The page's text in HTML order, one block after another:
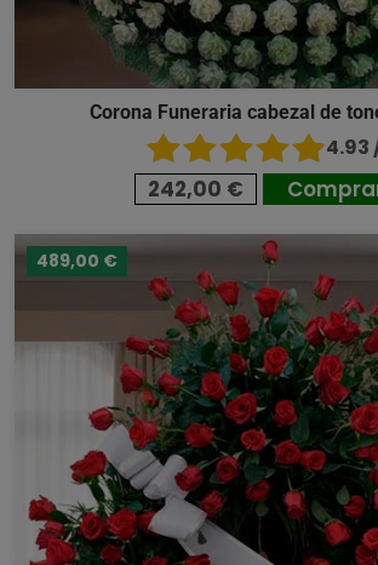
Corona Funeraria cabezal de
4.93
242,00 €
489,00 €